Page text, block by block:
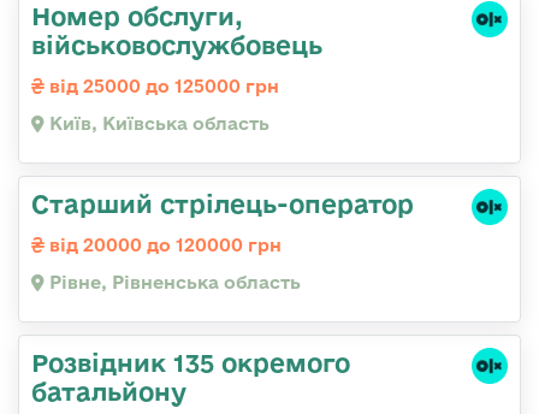
Номер обслуги,
військовослужбовець
від 25000 до 125000 грн
Київ, Київська область
Старший стрілець-оператор
від 20000 до 120000 грн
Рівне, Рівненська область
Розвідник 135 окремого
батальйону